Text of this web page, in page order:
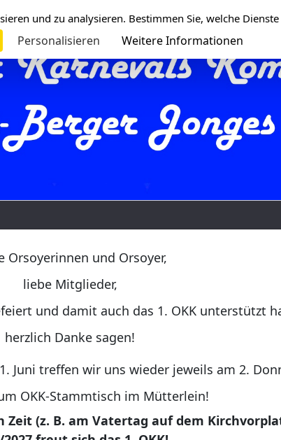
Orsoyerinnen und Orsoyer,
liebe Mitglieder,
und damit auch das 1. OKK unterstützt
herzlich Danke sagen!
Juni treffen wir uns wieder jeweils am 2.
OKK-Stammtisch im Mütterlein!
(z. B. am Vatertag auf dem
und zu analysieren. Bestimmen Sie, welche
Personalisieren Weitere Informationen